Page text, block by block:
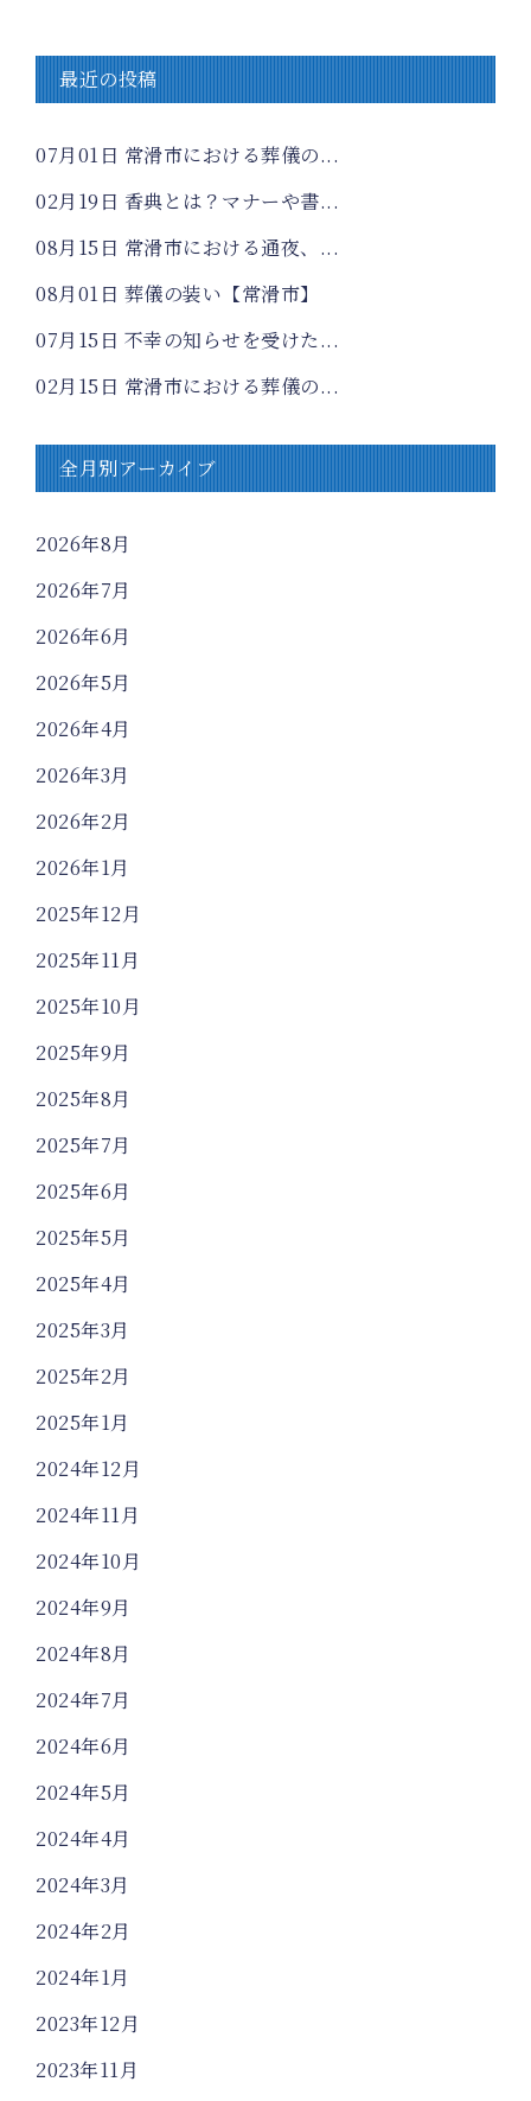
最近の投稿
07月01日 常滑市における葬儀の...
02月19日 香典とは？マナーや書...
08月15日 常滑市における通夜、...
08月01日 葬儀の装い【常滑市】
07月15日 不幸の知らせを受けた...
02月15日 常滑市における葬儀の...
全月別アーカイブ
2026年8月
2026年7月
2026年6月
2026年5月
2026年4月
2026年3月
2026年2月
2026年1月
2025年12月
2025年11月
2025年10月
2025年9月
2025年8月
2025年7月
2025年6月
2025年5月
2025年4月
2025年3月
2025年2月
2025年1月
2024年12月
2024年11月
2024年10月
2024年9月
2024年8月
2024年7月
2024年6月
2024年5月
2024年4月
2024年3月
2024年2月
2024年1月
2023年12月
2023年11月